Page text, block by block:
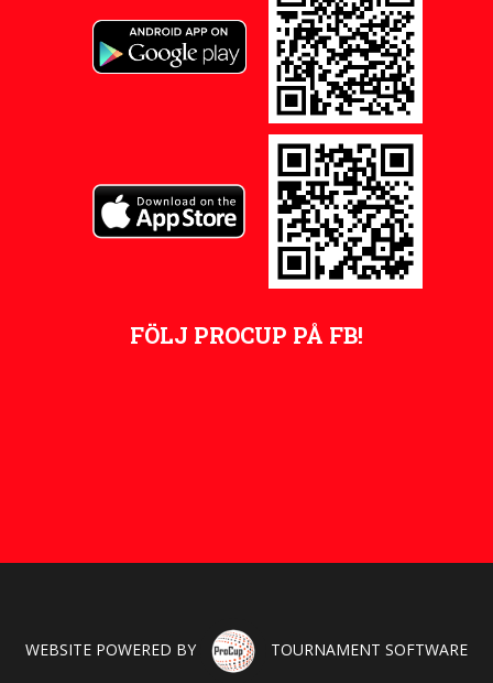
FÖLJ PROCUP PÅ FB!
WEBSITE POWERED BY TOURNAMENT SOFTWARE